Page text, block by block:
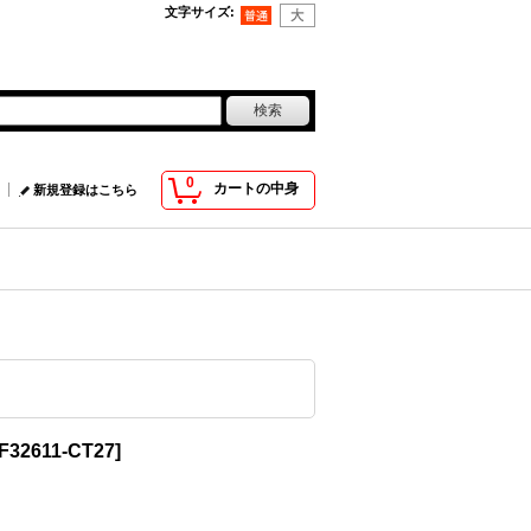
文字サイズ:
0 カートの中身
新規登録はこちら
CT27]